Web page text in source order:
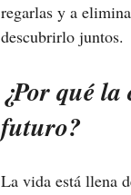
regarlas y a
descubrirlo juntos.
¿Por qué
futuro?
La vida está llena